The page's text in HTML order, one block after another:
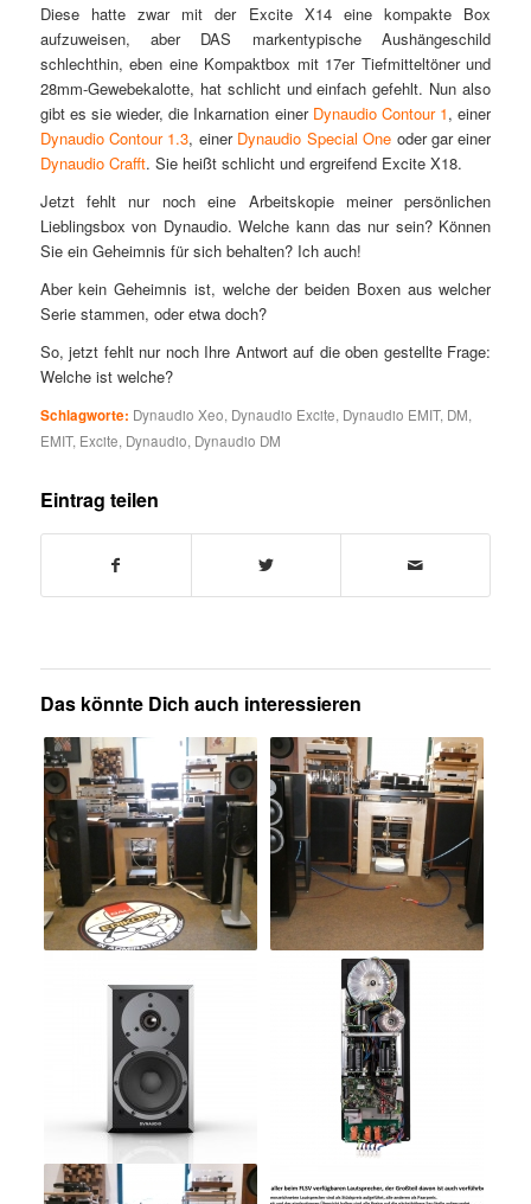
Diese hatte zwar mit der Excite X14 eine kompakte Box
aufzuweisen, aber DAS markentypische Aushängeschild
schlechthin, eben eine Kompaktbox mit 17er Tiefmitteltöner und
28mm-Gewebekalotte, hat schlicht und einfach gefehlt. Nun also
gibt es sie wieder, die Inkarnation einer Dynaudio Contour 1, einer
Dynaudio Contour 1.3, einer Dynaudio Special One oder gar einer
Dynaudio Crafft. Sie heißt schlicht und ergreifend Excite X18.
Jetzt fehlt nur noch eine Arbeitskopie meiner persönlichen
Lieblingsbox von Dynaudio. Welche kann das nur sein? Können
Sie ein Geheimnis für sich behalten? Ich auch!
Aber kein Geheimnis ist, welche der beiden Boxen aus welcher
Serie stammen, oder etwa doch?
So, jetzt fehlt nur noch Ihre Antwort auf die oben gestellte Frage:
Welche ist welche?
Schlagworte: Dynaudio Xeo, Dynaudio Excite, Dynaudio EMIT, DM,
EMIT, Excite, Dynaudio, Dynaudio DM
Eintrag teilen
Das könnte Dich auch interessieren